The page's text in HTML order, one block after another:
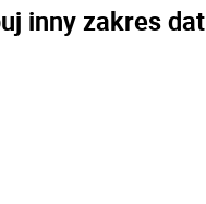
inny zakres dat